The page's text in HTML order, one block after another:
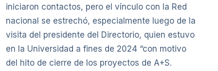
iniciaron contactos, pero el vínculo con la Red
nacional se estrechó, especialmente luego de la
visita del presidente del Directorio, quien estuvo
en la Universidad a fines de 2024 “con motivo
del hito de cierre de los proyectos de A+S.